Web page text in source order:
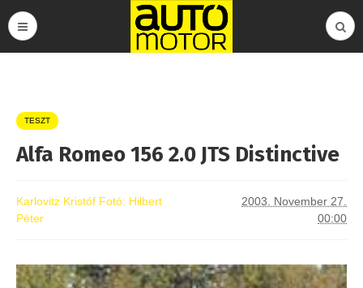
TESZT
Alfa Romeo 156 2.0 JTS Distinctive
Karlovitz Kristóf Fotó: Hilbert
Péter
2003. November 27.
00:00